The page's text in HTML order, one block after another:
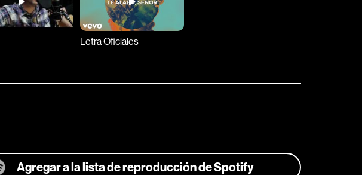
Letra Oficiales
Agregar a la lista de reproducción de Spotify